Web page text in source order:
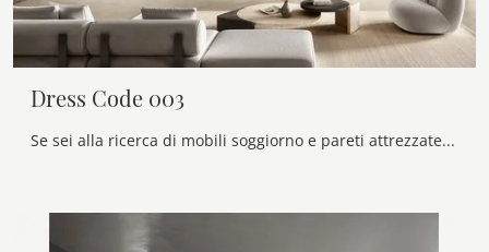
Dress Code 003
Se sei alla ricerca di mobili soggiorno e pareti attrezzate moderne, prediligi il modello Dress Code 003 di Olivieri: clicca e ottieni informazioni!